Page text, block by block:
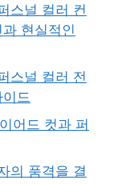
스널 컬러 컨
현실적인
스널 컬러 전
드
어드 컷과 퍼
의 품격을 결